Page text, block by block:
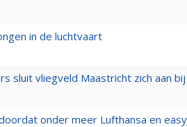
in de luchtvaart
sluit vliegveld Maastricht zich aan bij
onder meer Lufthansa en